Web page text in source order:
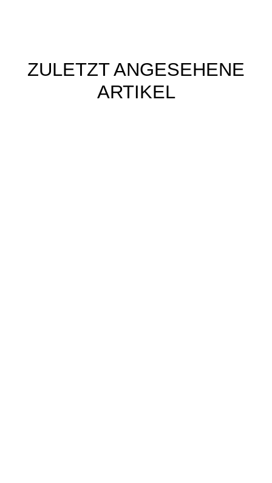
ZULETZT ANGESEHENE
ARTIKEL